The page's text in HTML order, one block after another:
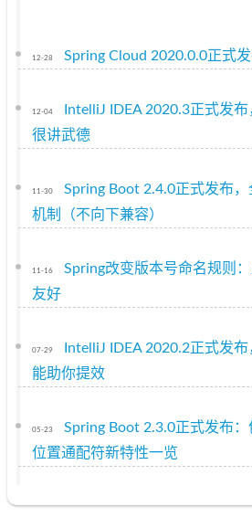
12-28 Spring Cloud 2020.0.0正式
12-04
IntelliJ IDEA 2020.3正式发
很讲武德
11-30
Spring Boot 2.4.0正式发布
机制（不向下兼容）
11-16
Spring改变版本号命名规则
友好
07-29
IntelliJ IDEA 2020.2正式发
能助你提效
05-23
Spring Boot 2.3.0正式发布
位置通配符新特性一览